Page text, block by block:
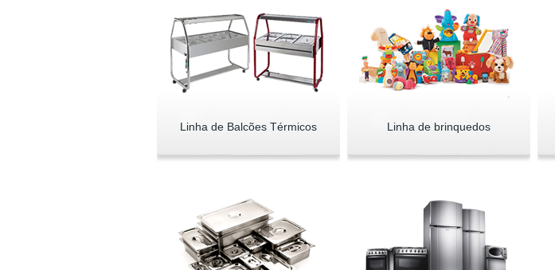
Linha de Balcões Térmicos Linha de brinquedos